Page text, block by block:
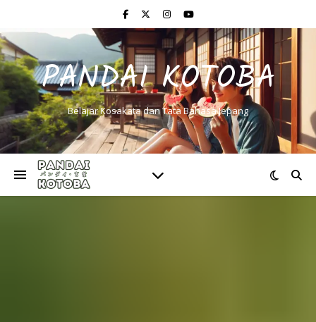
PANDAI KOTOBA
Belajar Kosakata dan Tata Bahasa Jepang